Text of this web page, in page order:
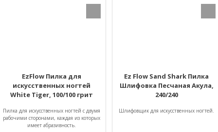
EzFlow Пилка для
искусственных ногтей
White Tiger, 100/100 грит
Пилка для искусственных ногтей с двумя
рабочими сторонами, каждая из которых
имеет абразивность.
Ez Flow Sand Shark Пилка
Шлифовка Песчаная Акула,
240/240
Шлифовщик для искусственных ногтей.